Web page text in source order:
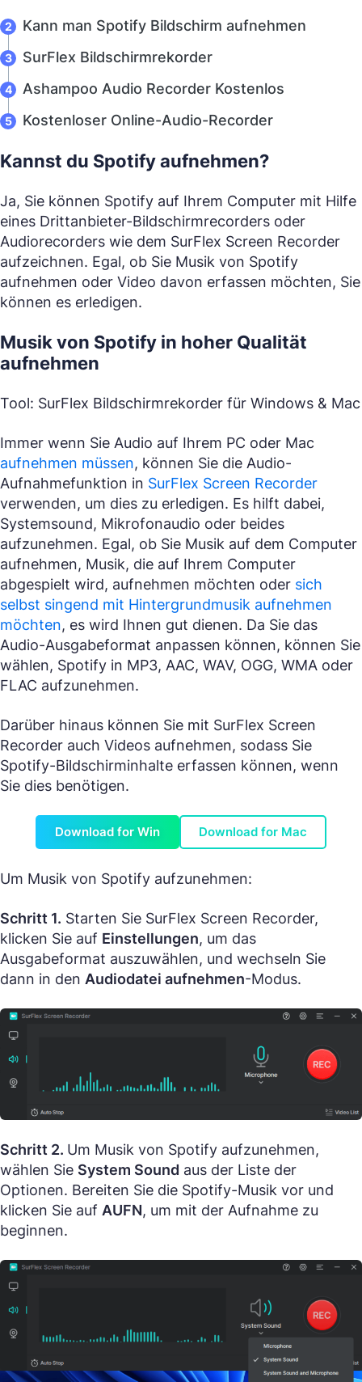
Kann man Spotify Bildschirm aufnehmen
SurFlex Bildschirmrekorder
Ashampoo Audio Recorder Kostenlos
Kostenloser Online-Audio-Recorder
Kannst du Spotify aufnehmen?
Ja, Sie können Spotify auf Ihrem Computer mit Hilfe
eines Drittanbieter-Bildschirmrecorders oder
Audiorecorders wie dem SurFlex Screen Recorder
aufzeichnen. Egal, ob Sie Musik von Spotify
aufnehmen oder Video davon erfassen möchten, Sie
können es erledigen.
Musik von Spotify in hoher Qualität
aufnehmen
Tool: SurFlex Bildschirmrekorder für Windows & Mac
Immer wenn Sie Audio auf Ihrem PC oder Mac
aufnehmen müssen, können Sie die Audio-
Aufnahmefunktion in SurFlex Screen Recorder
verwenden, um dies zu erledigen. Es hilft dabei,
Systemsound, Mikrofonaudio oder beides
aufzunehmen. Egal, ob Sie Musik auf dem Computer
aufnehmen, Musik, die auf Ihrem Computer
abgespielt wird, aufnehmen möchten oder sich
selbst singend mit Hintergrundmusik aufnehmen
möchten, es wird Ihnen gut dienen. Da Sie das
Audio-Ausgabeformat anpassen können, können Sie
wählen, Spotify in MP3, AAC, WAV, OGG, WMA oder
FLAC aufzunehmen.
Darüber hinaus können Sie mit SurFlex Screen
Recorder auch Videos aufnehmen, sodass Sie
Spotify-Bildschirminhalte erfassen können, wenn
Sie dies benötigen.
Download for Win Download for Mac
Um Musik von Spotify aufzunehmen:
Schritt 1. Starten Sie SurFlex Screen Recorder,
klicken Sie auf Einstellungen, um das
Ausgabeformat auszuwählen, und wechseln Sie
dann in den Audiodatei aufnehmen-Modus.
Schritt 2. Um Musik von Spotify aufzunehmen,
wählen Sie System Sound aus der Liste der
Optionen. Bereiten Sie die Spotify-Musik vor und
klicken Sie auf AUFN, um mit der Aufnahme zu
beginnen.